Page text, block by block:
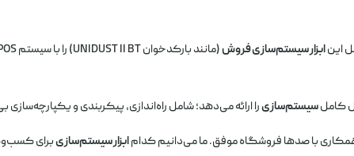
اینابزار سیستم‌سازی فروش
کاملسیستم‌سازیرا ارائه می‌دهد؛ شامل راه‌اندازی، پیکربندی و
با صدها فروشگاه موفق. ما می‌دانیم کدامابزار سیستم‌سازیبرای